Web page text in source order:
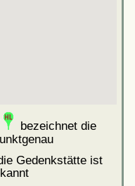
bezeichnet die
Gedenkstätte ist